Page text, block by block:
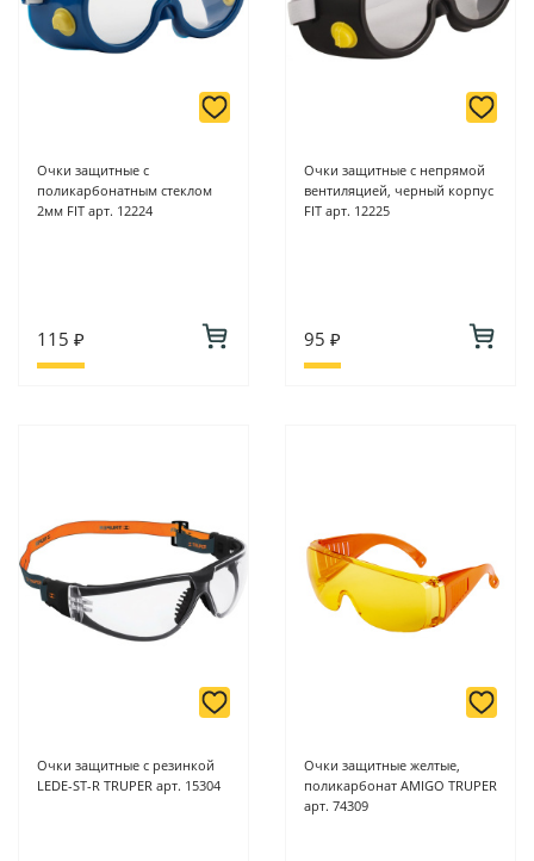
Очки защитные с
поликарбонатным стеклом
2мм FIT арт. 12224
115 ₽
Очки защитные с непрямой
вентиляцией, черный корпус
FIT арт. 12225
95 ₽
Очки защитные с резинкой
LEDE-ST-R TRUPER арт. 15304
Очки защитные желтые,
поликарбонат AMIGO TRUPER
арт. 74309